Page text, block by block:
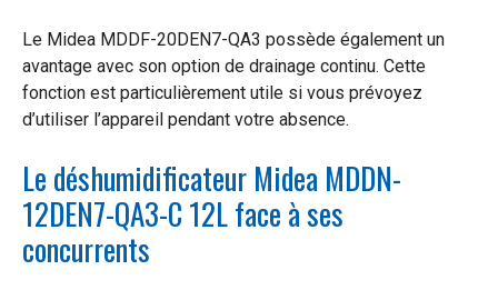
Le Midea MDDF-20DEN7-QA3 possède également un
avantage avec son option de drainage continu. Cette
fonction est particulièrement utile si vous prévoyez
d’utiliser l’appareil pendant votre absence.
Le déshumidificateur Midea MDDN-
12DEN7-QA3-C 12L face à ses
concurrents